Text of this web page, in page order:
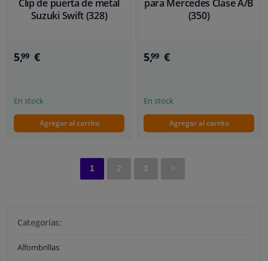
Categorías:
Alfombrillas
Clip de puerta de metal
Suzuki Swift (328)
5,99 €
En stock
Agregar al carrito
para Mercedes Clase A/B
(350)
5,99 €
En stock
Agregar al carrito
1 2 3 >